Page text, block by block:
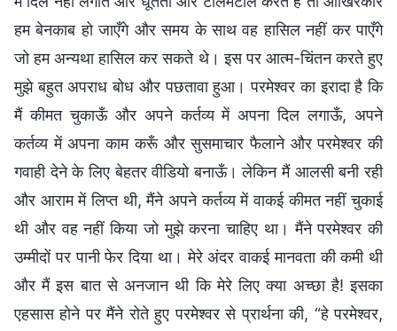
हम बेनकाब हो जाएँगे और समय के साथ वह हासिल नहीं कर पाएँगे
जो हम अन्यथा हासिल कर सकते थे। इस पर आत्म-चिंतन करते हुए
मुझे बहुत अपराध बोध और पछतावा हुआ। परमेश्वर का इरादा है कि
मैं कीमत चुकाऊँ और अपने कर्तव्य में अपना दिल लगाऊँ, अपने
कर्तव्य में अपना काम करूँ और सुसमाचार फैलाने और परमेश्वर की
गवाही देने के लिए बेहतर वीडियो बनाऊँ। लेकिन मैं आलसी बनी रही
और आराम में लिप्त थी, मैंने अपने कर्तव्य में वाकई कीमत नहीं चुकाई
थी और वह नहीं किया जो मुझे करना चाहिए था। मैंने परमेश्वर की
उम्मीदों पर पानी फेर दिया था। मेरे अंदर वाकई मानवता की कमी थी
और मैं इस बात से अनजान थी कि मेरे लिए क्या अच्छा है! इसका
एहसास होने पर मैंने रोते हुए परमेश्वर से प्रार्थना की, “हे परमेश्वर,